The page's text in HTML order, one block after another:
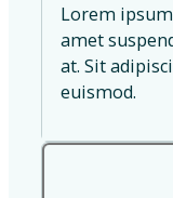
Lorem
amet
at. Sit
euismod.